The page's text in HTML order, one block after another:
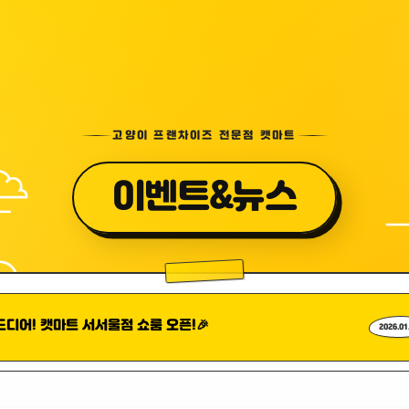
고양이 프랜차이즈 전문점 캣마트
이벤트&뉴스
디어! 캣마트 서서울점 쇼룸 오픈!🎉